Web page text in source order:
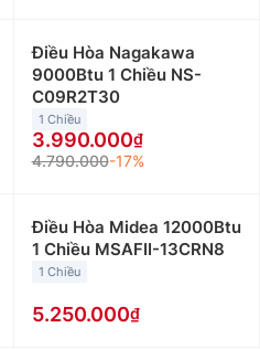
Điều Hòa Nagakawa
9000Btu 1 Chiều NS-
C09R2T30
1 Chiều
3.990.000
4.790.000-17%
Điều Hòa Midea 12000Btu
1 Chiều MSAFII-13CRN8
1 Chiều
5.250.000